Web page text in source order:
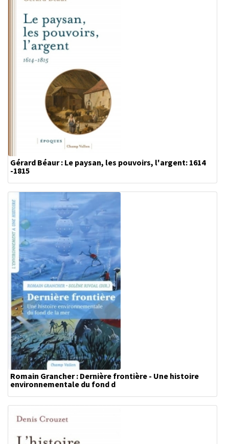
Gérard Béaur : Le paysan, les pouvoirs, l'argent: 1614
-1815
Romain Grancher : Dernière frontière - Une histoire
environnementale du fond d